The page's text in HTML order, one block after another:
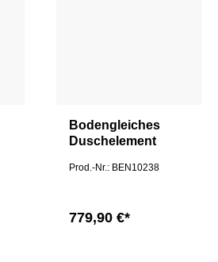
Bodengleiches
Duschelement
integriertem Ablauf
Prod.-Nr.: BEN10238
779,90 €*